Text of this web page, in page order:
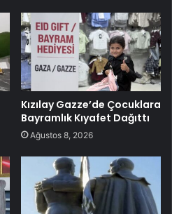
Kızılay Gazze’de Çocuklara
Bayramlık Kıyafet Dağıttı
Ağustos 8, 2026